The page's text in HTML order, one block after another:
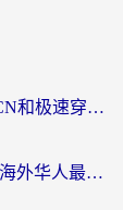
海外党必看：ChickCN和极速穿梭VPN好用吗？3招教你选对回国加速器无缝刷国内资源
斧牛和light哪个好？海外华人最关心的回国加速器选择难题，一篇讲透